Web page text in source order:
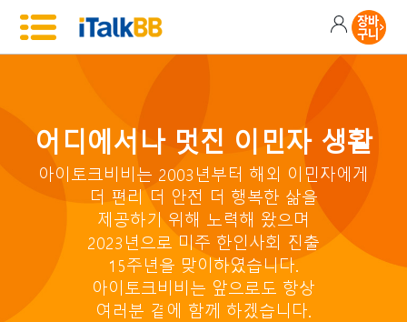
어디에서나 멋진 이민자 생활
아이토크비비는 2003년부터 해외 이민자에게
더 편리 더 안전 더 행복한 삶을
제공하기 위해 노력해 왔으며
2023년으로 미주 한인사회 진출
15주년을 맞이하였습니다.
아이토크비비는 앞으로도 항상
여러분 곁에 함께 하겠습니다.